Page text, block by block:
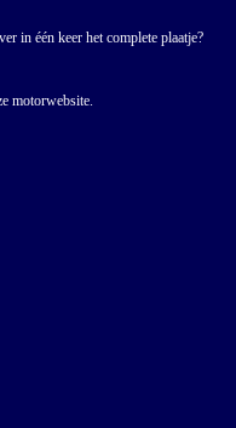
in één keer het complete plaatje?
motorwebsite.